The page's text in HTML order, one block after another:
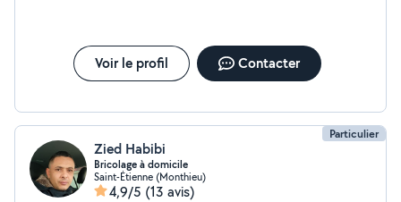
Voir le profil Contacter
Particulier
Zied Habibi
Bricolage à domicile
Saint-Étienne (Monthieu)
4,9/5 (13 avis)